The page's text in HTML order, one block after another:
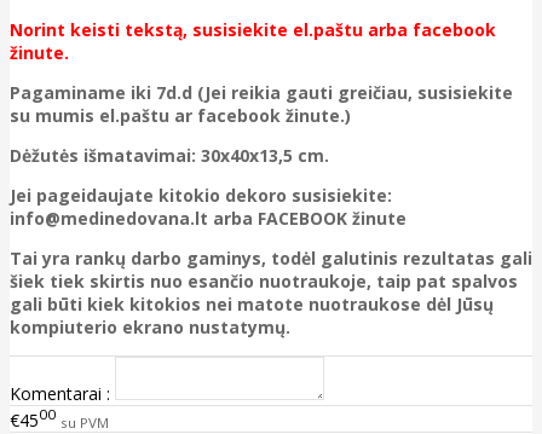
Norint keisti tekstą, susisiekite el.paštu arba facebook
žinute.
Pagaminame iki 7d.d (Jei reikia gauti greičiau, susisiekite
su mumis el.paštu ar facebook žinute.)
Dėžutės išmatavimai: 30x40x13,5 cm.
Jei pageidaujate kitokio dekoro susisiekite:
info@medinedovana.lt arba FACEBOOK žinute
Tai yra rankų darbo gaminys, todėl galutinis rezultatas gali
šiek tiek skirtis nuo esančio nuotraukoje, taip pat spalvos
gali būti kiek kitokios nei matote nuotraukose dėl Jūsų
kompiuterio ekrano nustatymų.
Komentarai :
€4500 su PVM